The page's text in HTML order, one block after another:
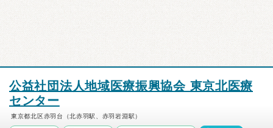
公益社団法人地域医療振興協会 東京北医療
センター
東京都北区赤羽台（北赤羽駅、赤羽岩淵駅）